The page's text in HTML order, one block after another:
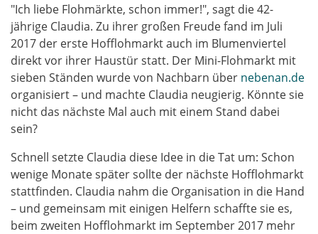
"Ich liebe Flohmärkte, schon immer!", sagt die 42-
jährige Claudia. Zu ihrer großen Freude fand im Juli
2017 der erste Hofflohmarkt auch im Blumenviertel
direkt vor ihrer Haustür statt. Der Mini-Flohmarkt mit
sieben Ständen wurde von Nachbarn über nebenan.de
organisiert – und machte Claudia neugierig. Könnte sie
nicht das nächste Mal auch mit einem Stand dabei
sein?
Schnell setzte Claudia diese Idee in die Tat um: Schon
wenige Monate später sollte der nächste Hofflohmarkt
stattfinden. Claudia nahm die Organisation in die Hand
– und gemeinsam mit einigen Helfern schaffte sie es,
beim zweiten Hofflohmarkt im September 2017 mehr